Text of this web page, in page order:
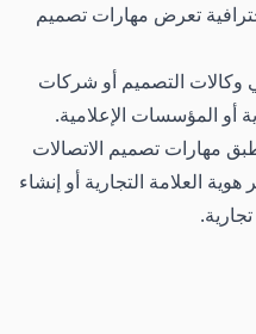
تعرض مهارات تصميم
وكالات التصميم أو شركات
أو المؤسسات الإعلامية.
مهارات تصميم الاتصالات
العلامة التجارية أو إنشاء